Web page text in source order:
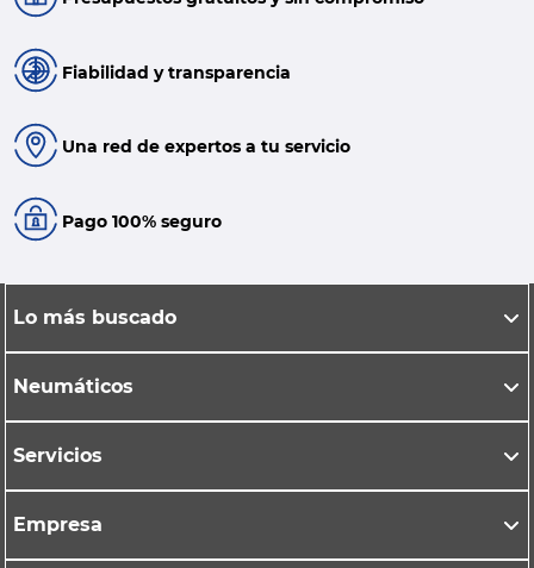
Fiabilidad y transparencia
Una red de expertos a tu servicio
Pago 100% seguro
Lo más buscado
Neumáticos
Servicios
Empresa